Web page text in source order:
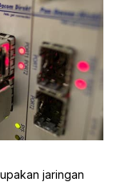
jaringan